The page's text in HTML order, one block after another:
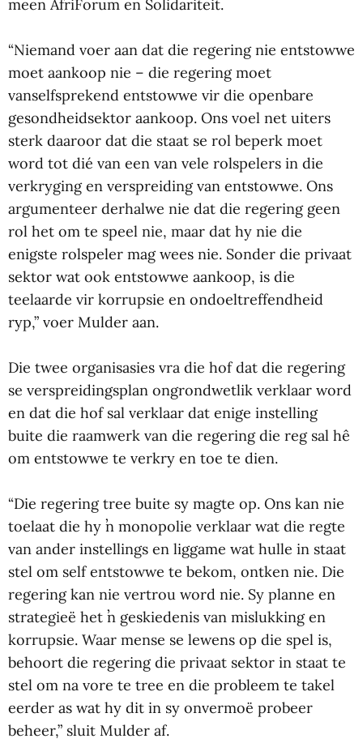
meen AfriForum en Solidariteit.
“Niemand voer aan dat die regering nie entstowwe
moet aankoop nie – die regering moet
vanselfsprekend entstowwe vir die openbare
gesondheidsektor aankoop. Ons voel net uiters
sterk daaroor dat die staat se rol beperk moet
word tot dié van een van vele rolspelers in die
verkryging en verspreiding van entstowwe. Ons
argumenteer derhalwe nie dat die regering geen
rol het om te speel nie, maar dat hy nie die
enigste rolspeler mag wees nie. Sonder die privaat
sektor wat ook entstowwe aankoop, is die
teelaarde vir korrupsie en ondoeltreffendheid
ryp,” voer Mulder aan.
Die twee organisasies vra die hof dat die regering
se verspreidingsplan ongrondwetlik verklaar word
en dat die hof sal verklaar dat enige instelling
buite die raamwerk van die regering die reg sal hê
om entstowwe te verkry en toe te dien.
“Die regering tree buite sy magte op. Ons kan nie
toelaat die hy ŉ monopolie verklaar wat die regte
van ander instellings en liggame wat hulle in staat
stel om self entstowwe te bekom, ontken nie. Die
regering kan nie vertrou word nie. Sy planne en
strategieë het ŉ geskiedenis van mislukking en
korrupsie. Waar mense se lewens op die spel is,
behoort die regering die privaat sektor in staat te
stel om na vore te tree en die probleem te takel
eerder as wat hy dit in sy onvermoë probeer
beheer,” sluit Mulder af.